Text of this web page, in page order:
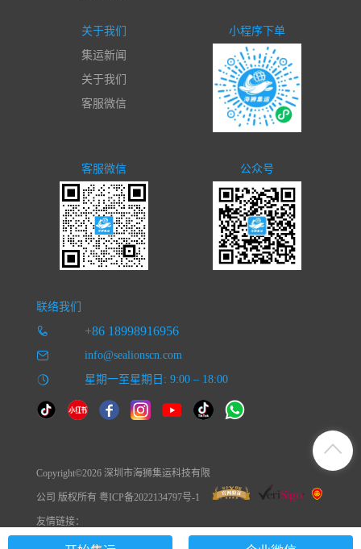
关于我们
集运新闻
关于我们
客服微信
小程序下单
客服微信 公众号
联络我们
+86 18998916956
info@sealionscn.com
星期一至星期日: 9:00 – 18:00
Copyright©2026 深圳市海狮集运科技有限
公司 版权所有 粤ICP备2022134797号-1
友情链接：